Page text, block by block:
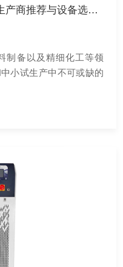
2026年玻璃萃取反应釜优质生产商推荐与设备选购指南
制备以及精细化工等领
小试生产中不可或缺的
以及最终产物的纯度。